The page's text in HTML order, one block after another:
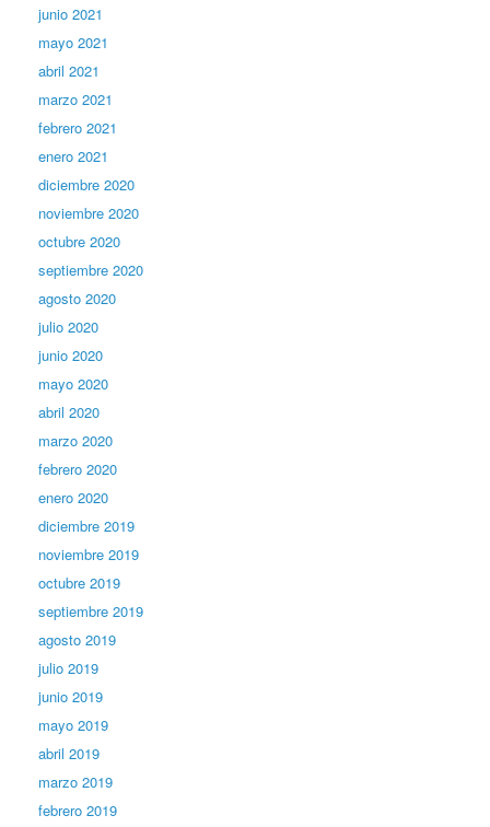
junio 2021
mayo 2021
abril 2021
marzo 2021
febrero 2021
enero 2021
diciembre 2020
noviembre 2020
octubre 2020
septiembre 2020
agosto 2020
julio 2020
junio 2020
mayo 2020
abril 2020
marzo 2020
febrero 2020
enero 2020
diciembre 2019
noviembre 2019
octubre 2019
septiembre 2019
agosto 2019
julio 2019
junio 2019
mayo 2019
abril 2019
marzo 2019
febrero 2019